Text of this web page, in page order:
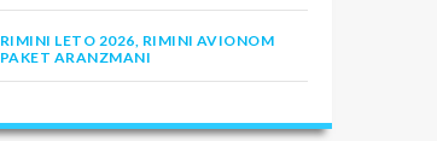
RIMINI LETO 2026, RIMINI AVIONOM
PAKET ARANZMANI